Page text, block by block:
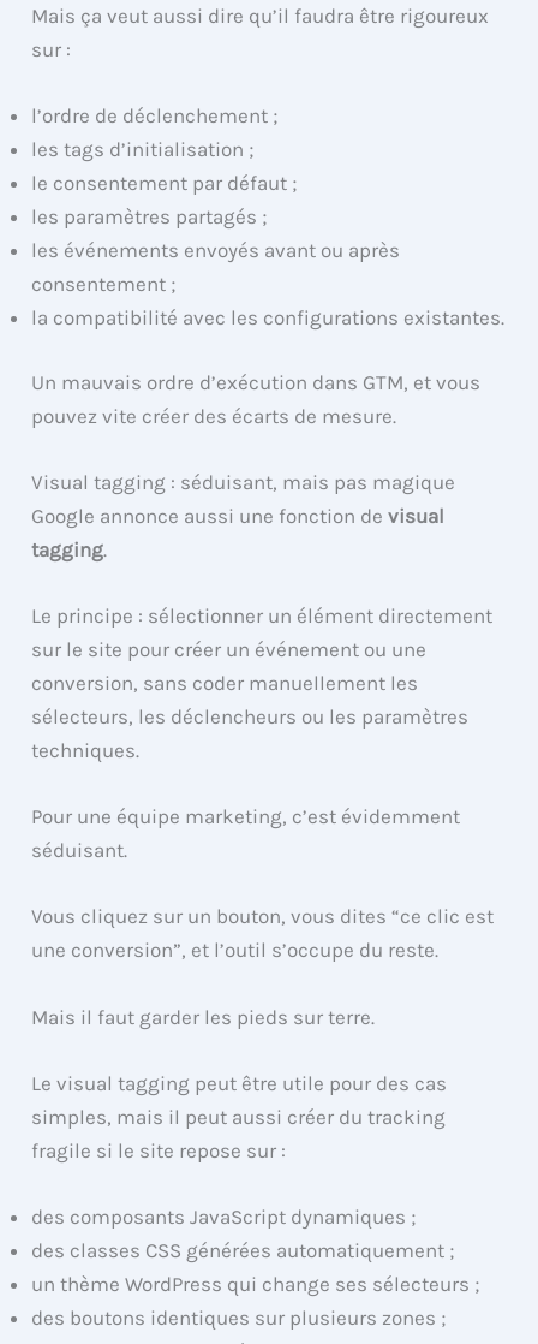
Mais ça veut aussi dire qu’il faudra être rigoureux
sur :
l’ordre de déclenchement ;
les tags d’initialisation ;
le consentement par défaut ;
les paramètres partagés ;
les événements envoyés avant ou après
consentement ;
la compatibilité avec les configurations existantes.
Un mauvais ordre d’exécution dans GTM, et vous
pouvez vite créer des écarts de mesure.
Visual tagging : séduisant, mais pas magique
Google annonce aussi une fonction devisual
tagging.
Le principe : sélectionner un élément directement
sur le site pour créer un événement ou une
conversion, sans coder manuellement les
sélecteurs, les déclencheurs ou les paramètres
techniques.
Pour une équipe marketing, c’est évidemment
séduisant.
Vous cliquez sur un bouton, vous dites “ce clic est
une conversion”, et l’outil s’occupe du reste.
Mais il faut garder les pieds sur terre.
Le visual tagging peut être utile pour des cas
simples, mais il peut aussi créer du tracking
fragile si le site repose sur :
des composants JavaScript dynamiques ;
des classes CSS générées automatiquement ;
un thème WordPress qui change ses sélecteurs ;
des boutons identiques sur plusieurs zones ;